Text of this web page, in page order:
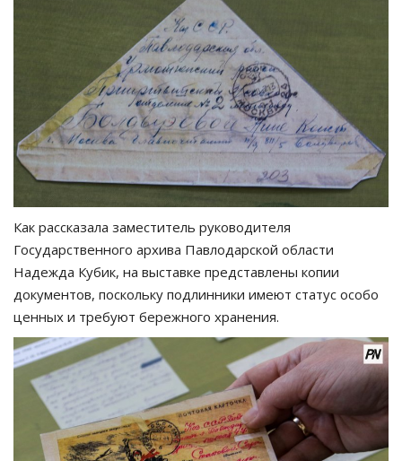
Как рассказала заместитель руководителя
Государственного архива Павлодарской области
Надежда Кубик, на выставке представлены копии
документов, поскольку подлинники имеют статус особо
ценных и требуют бережного хранения.